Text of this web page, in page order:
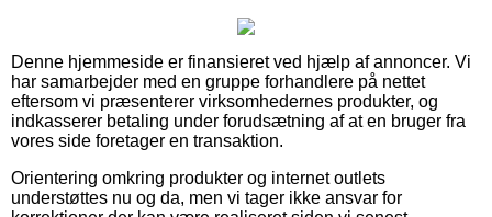
Denne hjemmeside er finansieret ved hjælp af annoncer. Vi
har samarbejder med en gruppe forhandlere på nettet
eftersom vi præsenterer virksomhedernes produkter, og
indkasserer betaling under forudsætning af at en bruger fra
vores side foretager en transaktion.
Orientering omkring produkter og internet outlets
understøttes nu og da, men vi tager ikke ansvar for